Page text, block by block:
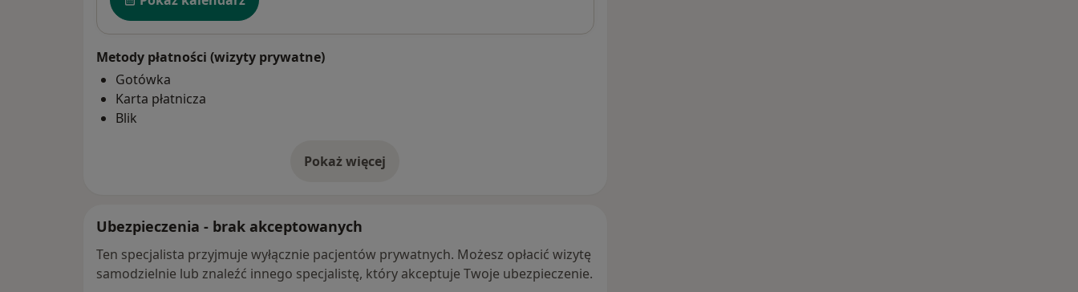
Metody płatności (wizyty prywatne)
Gotówka
Karta płatnicza
Blik
Pokaż więcej
o adresie
Ubezpieczenia - brak akceptowanych
Ten specjalista przyjmuje wyłącznie pacjentów prywatnych. Możesz opłacić wizytę
samodzielnie lub znaleźć innego specjalistę, który akceptuje Twoje ubezpieczenie.